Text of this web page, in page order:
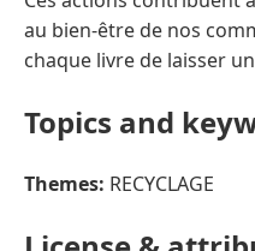
au bien-être de nos
chaque livre de laisser
Topics and
Themes: RECYCLAGE